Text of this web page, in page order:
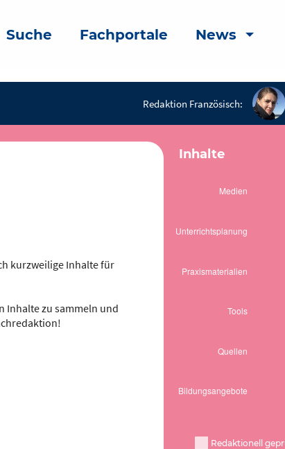
Suche Fachportale News
Redaktion Französisch:
kurzweilige Inhalte für
Inhalte zu sammeln und
Inhalte
Redaktionell